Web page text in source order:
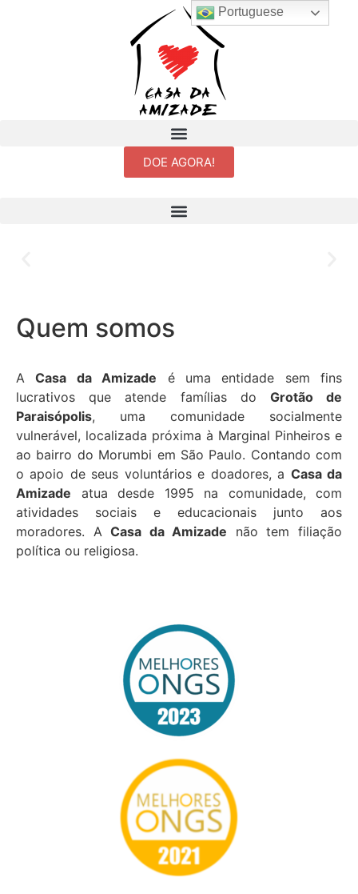
DOE AGORA!
Saiba mais...
Quem somos
ACasa da Amizade é uma entidade sem fins
lucrativos que atende famílias do Grotão de
Paraisópolis, uma comunidade socialmente
vulnerável, localizada próxima à Marginal Pinheiros e
ao bairro do Morumbi em São Paulo. Contando com
o apoio de seus voluntários e doadores, a Casa da
Amizade atua desde 1995 na comunidade, com
atividades sociais e educacionais junto aos
moradores. ACasa da Amizade não tem filiação
política ou religiosa.
Portuguese